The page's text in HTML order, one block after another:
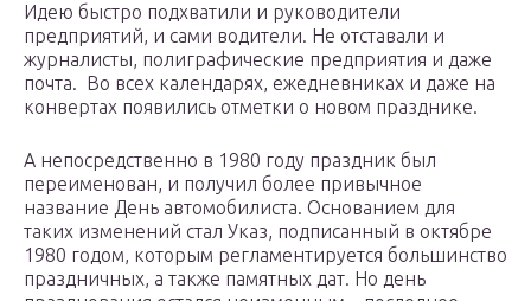
Идею быстро подхватили и руководители
предприятий, и сами водители. Не отставали и
журналисты, полиграфические предприятия и даже
почта. Во всех календарях, ежедневниках и даже на
конвертах появились отметки о новом празднике.
А непосредственно в 1980 году праздник был
переименован, и получил более привычное
название День автомобилиста. Основанием для
таких изменений стал Указ, подписанный в октябре
1980 годом, которым регламентируется большинство
праздничных, а также памятных дат. Но день